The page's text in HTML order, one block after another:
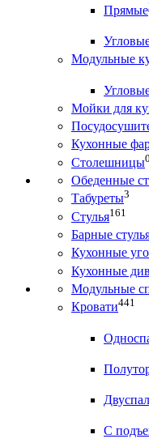
Прямые
Модульные
Мойки для
Кухонные
Столешницы0
Обеденные
Табуреты3
Стулья161
Барные
Кухонные
Кухонные
Модульные
Кровати441
С